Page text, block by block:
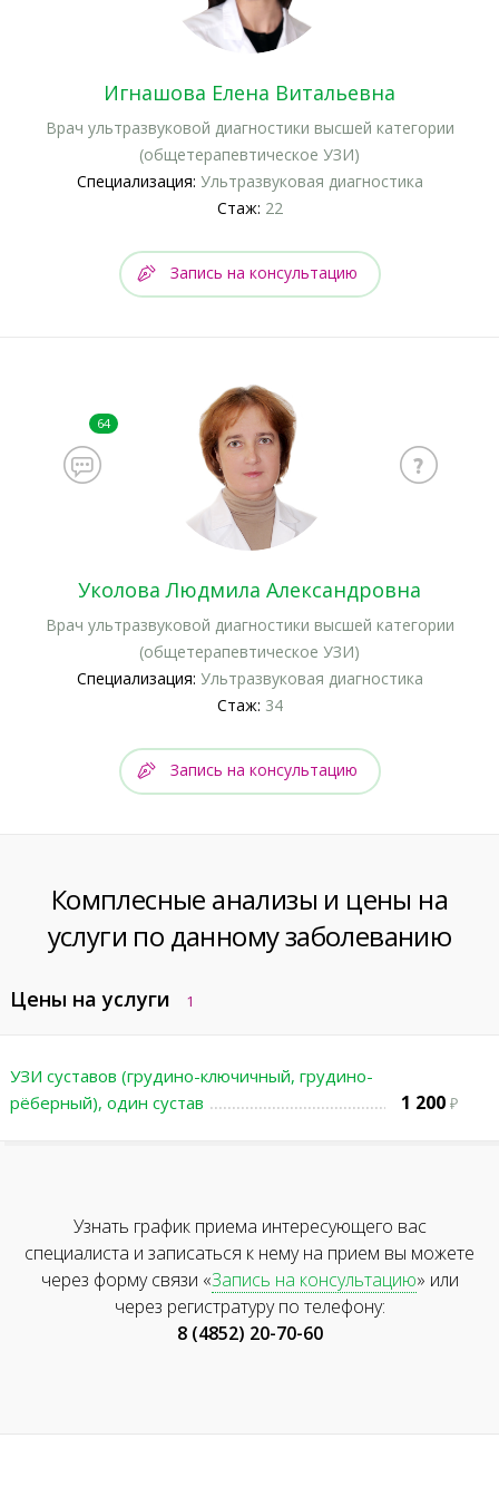
Игнашова Елена Витальевна
Врач ультразвуковой диагностики высшей категории
(общетерапевтическое УЗИ)
Специализация: Ультразвуковая диагностика
Стаж: 22
Запись на консультацию
64
Уколова Людмила Александровна
Врач ультразвуковой диагностики высшей категории
(общетерапевтическое УЗИ)
Специализация: Ультразвуковая диагностика
Стаж: 34
Запись на консультацию
Комплесные анализы и цены на
услуги по данному заболеванию
Цены на услуги 1
УЗИ суставов (грудино-ключичный, грудино-
рёберный), один сустав
1 200
Узнать график приема интересующего вас
специалиста и записаться к нему на прием вы можете
через форму связи «Запись на консультацию» или
через регистратуру по телефону:
8 (4852) 20-70-60